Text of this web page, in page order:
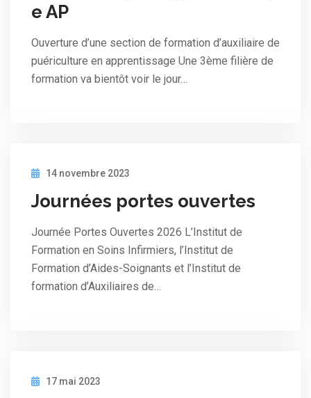
e AP
Ouverture d’une section de formation d’auxiliaire de
puériculture en apprentissage Une 3ème filière de
formation va bientôt voir le jour…
14 novembre 2023
Journées portes ouvertes
Journée Portes Ouvertes 2026 L’Institut de
Formation en Soins Infirmiers, l’Institut de
Formation d’Aides-Soignants et l’Institut de
formation d’Auxiliaires de…
17 mai 2023